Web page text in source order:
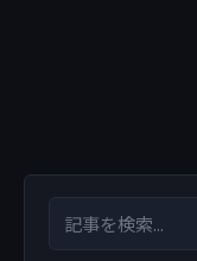
検索キーワード